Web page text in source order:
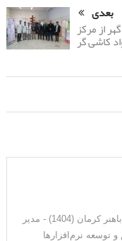
بعدی
از مرکز
کاشی گر
دکترای فرآوری مواد معدنی از دانشگاه شهید باهنر کرمان (1404) - مدیر
توسعه نرم‌افزارها